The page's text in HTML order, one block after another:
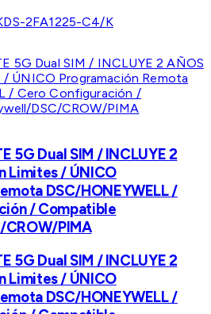
DS-2FA1225-C4/K
5G Dual SIM / INCLUYE 2
Limites / ÚNICO
DSC/HONEYWELL /
/ Compatible
PIMA
5G Dual SIM / INCLUYE 2
Limites / ÚNICO
DSC/HONEYWELL /